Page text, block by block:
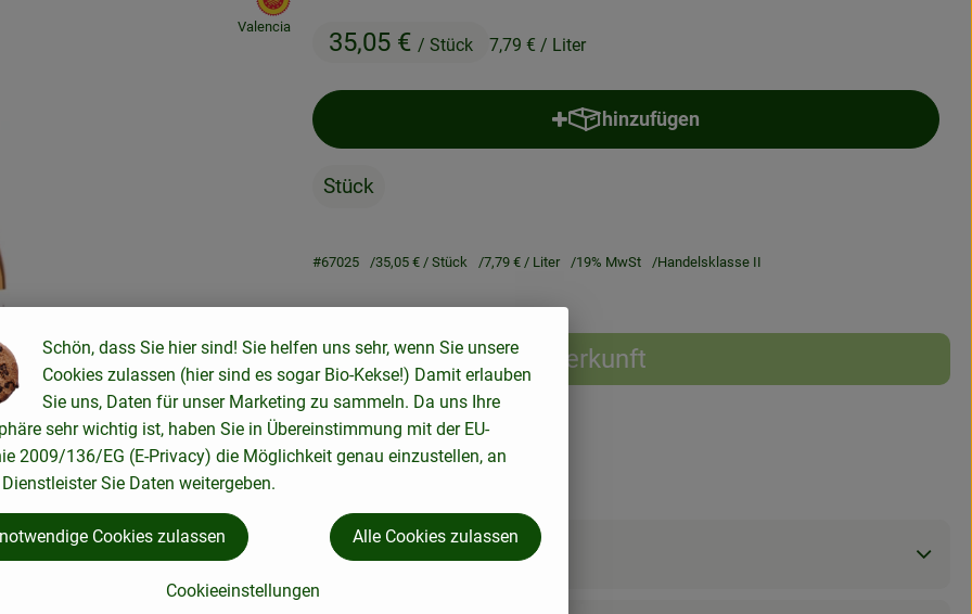
35,05 € / Stück 7,79 € / Liter
Valencia
hinzufügen
Produkt zum Warenkorb hinzufügen
Stück
#67025 35,05 € / Stück 7,79 € / Liter 19% MwSt Handelsklasse II
Rezepte
Herkunft
passenden Rezepte gefunden.
Schön, dass Sie hier sind! Sie helfen uns sehr, wenn Sie unsere
Cookies zulassen (hier sind es sogar Bio-Kekse!) Damit erlauben
Sie uns, Daten für unser Marketing zu sammeln. Da uns Ihre
sehr wichtig ist, haben Sie in Übereinstimmung mit der EU-
2009/136/EG (E-Privacy) die Möglichkeit genau einzustellen, an
Sie Daten weitergeben.
Cookieeinstellungen
Cookies zulassen Alle Cookies zulassen